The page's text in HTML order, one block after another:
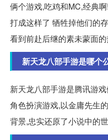
俩个游戏,吃鸡和MC,经典
打成这样了 牺牲掉他们的
看到前赴后继的素未蒙面的
新天龙八部手游是哪个
新天龙八部手游是腾讯游
角色扮演游戏,以金庸先生
背景,忠实还原了小说中的